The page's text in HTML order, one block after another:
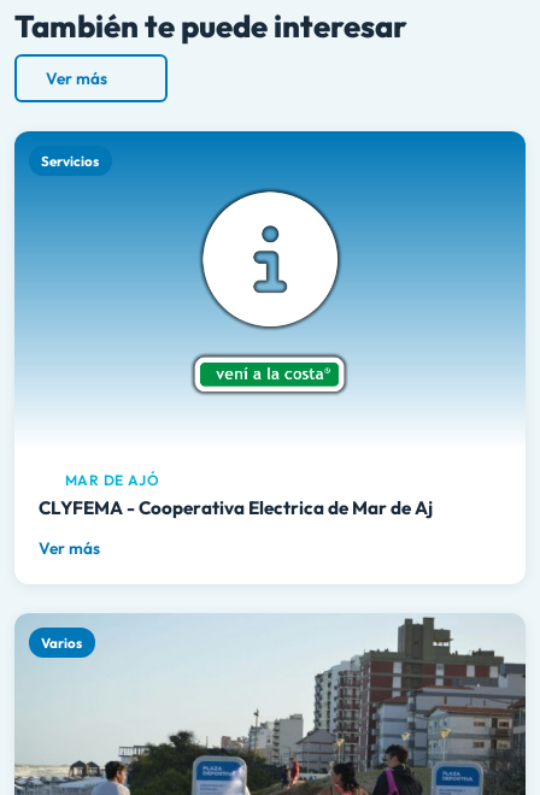
También te puede interesar
Ver más
Servicios
MAR DE AJÓ
CLYFEMA - Cooperativa Electrica de Mar de Aj
Ver más
Varios